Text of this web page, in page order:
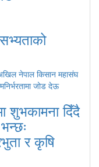
शुभकामना दिँदै
र कृषि